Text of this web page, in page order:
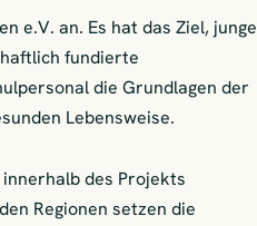
e.V. an. Es hat das Ziel, junge
fundierte
die Grundlagen der
Lebensweise.
des Projekts
Regionen setzen die